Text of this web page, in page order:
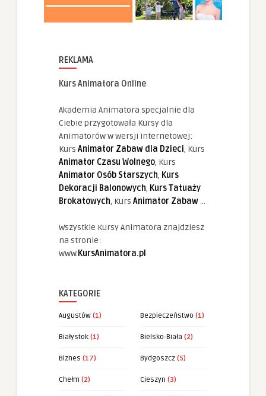
REKLAMA
Kurs Animatora Online
Akademia Animatora specjalnie dla
Ciebie przygotowała Kursy dla
Animatorów w wersji internetowej:
Kurs Animator Zabaw dla Dzieci, Kurs
Animator Czasu Wolnego, Kurs
Animator Osób Starszych, Kurs
Dekoracji Balonowych, Kurs Tatuaży
Brokatowych, Kurs Animator Zabaw...
Wszystkie Kursy Animatora znajdziesz
na stronie:
www.KursAnimatora.pl
KATEGORIE
Augustów (1) Bezpieczeństwo (1)
Białystok (1) Bielsko-Biała (2)
Biznes (17) Bydgoszcz (5)
Chełm (2) Cieszyn (3)